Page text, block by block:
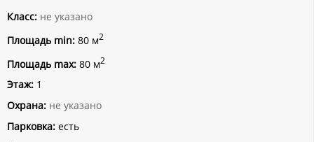
Класс: не указано
Площадь min: 80 м2
Площадь max: 80 м2
Этаж: 1
Охрана: не указано
Парковка: есть